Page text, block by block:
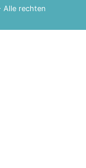
Alle rechten